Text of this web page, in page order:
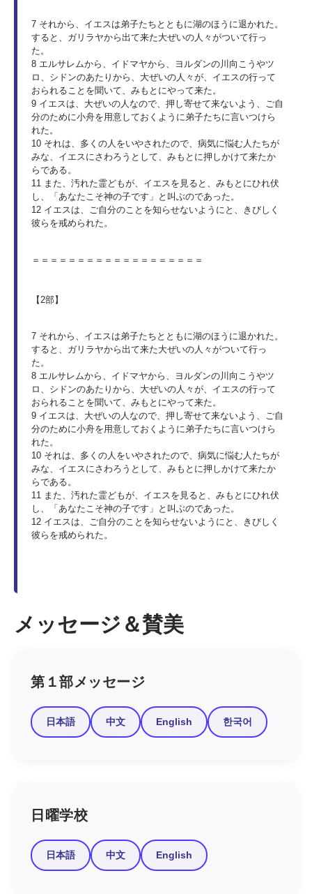
7 それから、イエスは弟子たちとともに湖のほうに退かれた。
すると、ガリラヤから出て来た大ぜいの人々がついて行っ
た。
8 エルサレムから、イドマヤから、ヨルダンの川向こうやツ
ロ、シドンのあたりから、大ぜいの人々が、イエスの行って
おられることを聞いて、みもとにやって来た。
9 イエスは、大ぜいの人なので、押し寄せて来ないよう、ご自
分のために小舟を用意しておくように弟子たちに言いつけら
れた。
10 それは、多くの人をいやされたので、病気に悩む人たちが
みな、イエスにさわろうとして、みもとに押しかけて来たか
らである。
11 また、汚れた霊どもが、イエスを見ると、みもとにひれ伏
し、「あなたこそ神の子です」と叫ぶのであった。
12 イエスは、ご自分のことを知らせないようにと、きびしく
彼らを戒められた。
＝＝＝＝＝＝＝＝＝＝＝＝＝＝＝＝＝＝＝
【2部】
7 それから、イエスは弟子たちとともに湖のほうに退かれた。
すると、ガリラヤから出て来た大ぜいの人々がついて行っ
た。
8 エルサレムから、イドマヤから、ヨルダンの川向こうやツ
ロ、シドンのあたりから、大ぜいの人々が、イエスの行って
おられることを聞いて、みもとにやって来た。
9 イエスは、大ぜいの人なので、押し寄せて来ないよう、ご自
分のために小舟を用意しておくように弟子たちに言いつけら
れた。
10 それは、多くの人をいやされたので、病気に悩む人たちが
みな、イエスにさわろうとして、みもとに押しかけて来たか
らである。
11 また、汚れた霊どもが、イエスを見ると、みもとにひれ伏
し、「あなたこそ神の子です」と叫ぶのであった。
12 イエスは、ご自分のことを知らせないようにと、きびしく
彼らを戒められた。
メッセージ＆賛美
第１部メッセージ
日本語 中文 English 한국어
日曜学校
日本語 中文 English